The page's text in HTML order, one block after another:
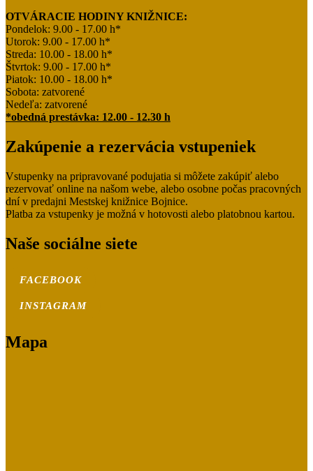
OTVÁRACIE HODINY KNIŽNICE:
Pondelok: 9.00 - 17.00 h*
Utorok: 9.00 - 17.00 h*
Streda: 10.00 - 18.00 h*
Štvrtok: 9.00 - 17.00 h*
Piatok: 10.00 - 18.00 h*
Sobota: zatvorené
Nedeľa: zatvorené
*obedná prestávka: 12.00 - 12.30 h
Zakúpenie a rezervácia vstupeniek
Vstupenky na pripravované podujatia si môžete zakúpiť alebo
rezervovať online na našom webe, alebo osobne počas pracovných
dní v predajni Mestskej knižnice Bojnice.
Platba za vstupenky je možná v hotovosti alebo platobnou kartou.
Naše sociálne siete
FACEBOOK
INSTAGRAM
Mapa